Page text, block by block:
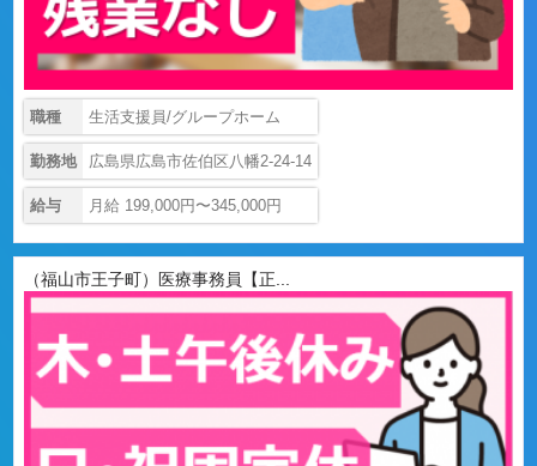
職種 生活支援員/グループホーム
勤務地 広島県広島市佐伯区八幡2-24-14
給与 月給 199,000円〜345,000円
（福山市王子町）医療事務員【正...